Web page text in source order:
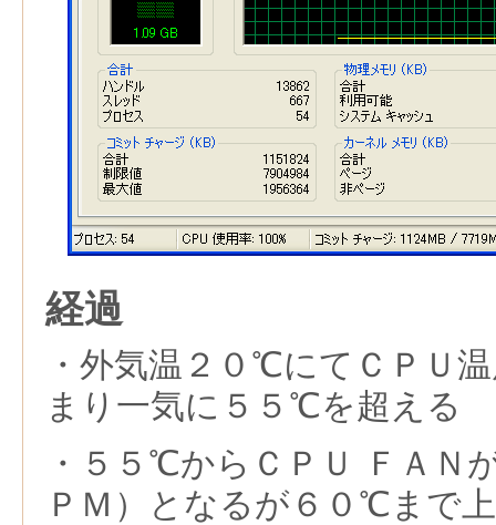
経過
・外気温２０℃にてＣＰＵ
まり一気に５５℃を超える
・５５℃からＣＰＵ ＦＡＮ
ＰＭ）となるが６０℃まで